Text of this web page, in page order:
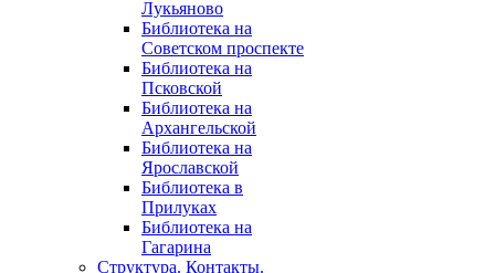
Лукьяново
Библиотека на
Советском проспекте
Библиотека на
Псковской
Библиотека на
Архангельской
Библиотека на
Ярославской
Библиотека в
Прилуках
Библиотека на
Гагарина
Структура. Контакты.